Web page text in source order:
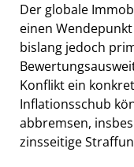
Der globale
einen
bislang jedoch
Konflikt ein
Inflationsschub
abbremsen,
zinsseitige